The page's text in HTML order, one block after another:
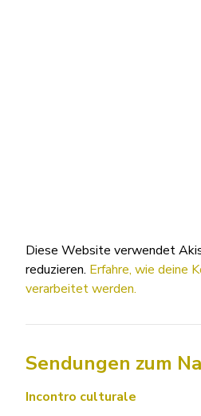
Diese Website verwendet
reduzieren. Erfahre, wie deine
verarbeitet werden.
Sendungen zum
Incontro culturale